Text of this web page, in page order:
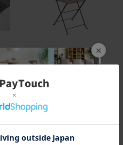
×
ビストロメタルチェア
242ポイント